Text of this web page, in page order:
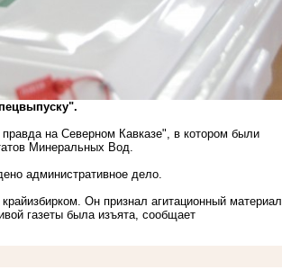
на Северном Кавказе" , в котором были
Минеральных Вод.
административное дело.
Он признал агитационный материал
газеты была изъята, сообщает